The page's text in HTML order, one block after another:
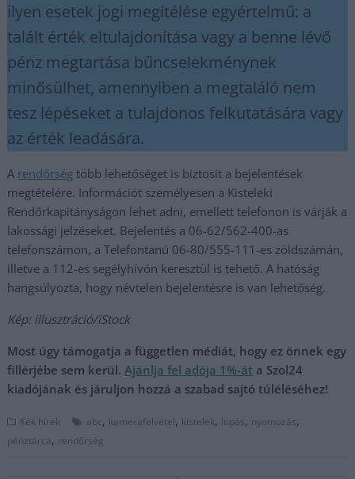
ilyen esetek jogi megítélése egyértelmű: a
talált érték eltulajdonítása vagy a benne lévő
pénz megtartása bűncselekménynek
minősülhet, amennyiben a megtaláló nem
tesz lépéseket a tulajdonos felkutatására vagy
az érték leadására.
A rendőrség több lehetőséget is biztosít a bejelentések
megtételére. Információt személyesen a Kisteleki
Rendőrkapitányságon lehet adni, emellett telefonon is várják a
lakossági jelzéseket. Bejelentés a 06-62/562-400-as
telefonszámon, a Telefontanú 06-80/555-111-es zöldszámán,
illetve a 112-es segélyhívón keresztül is tehető. A hatóság
hangsúlyozta, hogy névtelen bejelentésre is van lehetőség.
Kép: illusztráció/iStock
Most úgy támogatja a független médiát, hogy ez önnek egy
fillérjébe sem kerül.Ajánlja fel adója 1%-át a Szol24
kiadójának és járuljon hozzá a szabad sajtó túléléséhez!
Kék hírek abc, kamerafelvétel, kistelek, lopás, nyomozás,
pénztárca, rendőrség